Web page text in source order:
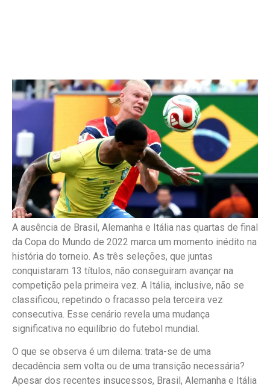
A ausência de Brasil, Alemanha e Itália nas quartas de final
da Copa do Mundo de 2022 marca um momento inédito na
história do torneio. As três seleções, que juntas
conquistaram 13 títulos, não conseguiram avançar na
competição pela primeira vez. A Itália, inclusive, não se
classificou, repetindo o fracasso pela terceira vez
consecutiva. Esse cenário revela uma mudança
significativa no equilíbrio do futebol mundial.
O que se observa é um dilema: trata-se de uma
decadência sem volta ou de uma transição necessária?
Apesar dos recentes insucessos, Brasil, Alemanha e Itália